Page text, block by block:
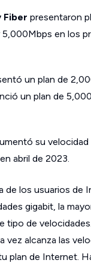
Fiber presentaron
en los
un plan de
un plan de
su velocidad
abril de 2023.
de los usuarios de
gigabit, la
tipo de
vez alcanza las
plan de Internet.